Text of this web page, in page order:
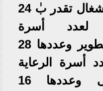
28 سريرا، ومعدل الإشغال تقدر بٰ 24
لعدد أسرة
المستشفى، تحت التطوير وعددها 28
أسرة الرعاية
المفعلة بالمستشفى وعددها 16